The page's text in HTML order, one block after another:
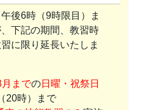
後6時（9時限目）ま
下記の期間、教習時
に限り延長いたしま
までの日曜・祝祭日
（20時）まで